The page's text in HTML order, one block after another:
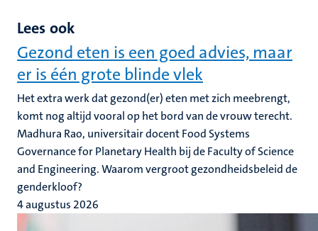
Lees ook
Gezond eten is een goed advies, maar
er is één grote blinde vlek
Het extra werk dat gezond(er) eten met zich meebrengt,
komt nog altijd vooral op het bord van de vrouw terecht.
Madhura Rao, universitair docent Food Systems
Governance for Planetary Health bij de Faculty of Science
and Engineering. Waarom vergroot gezondheidsbeleid de
genderkloof?
4 augustus 2026